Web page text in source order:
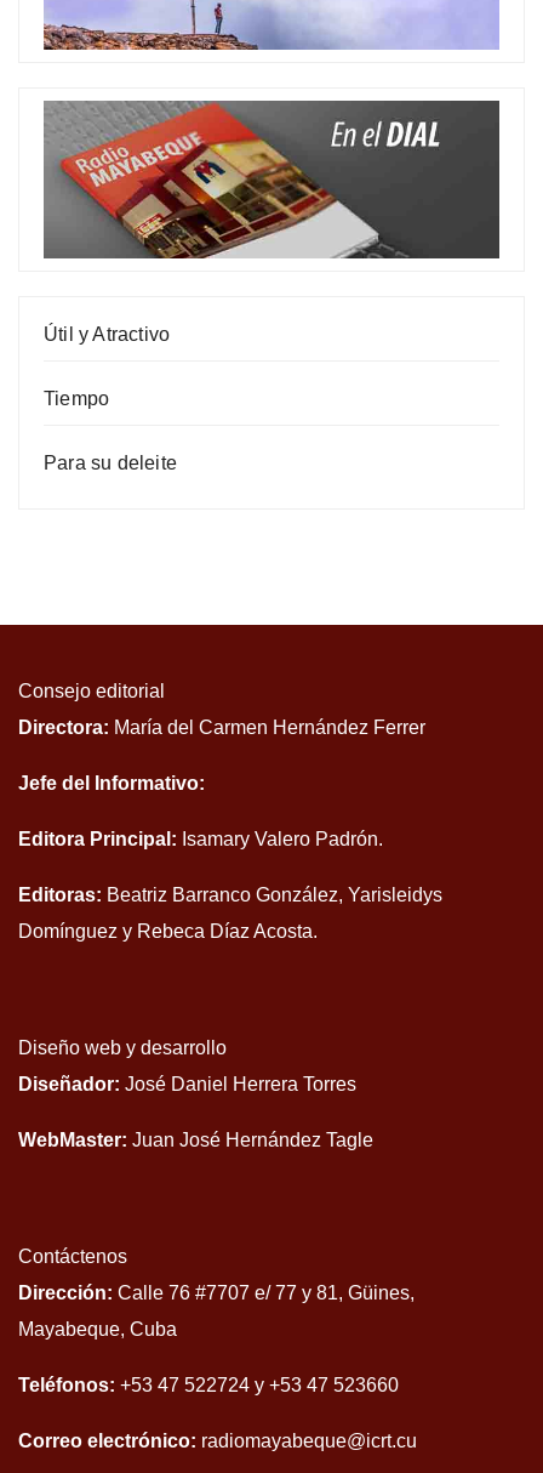
Útil y Atractivo
Tiempo
Para su deleite
Consejo editorial
Directora: María del Carmen Hernández Ferrer
Jefe del Informativo:
Editora Principal: Isamary Valero Padrón.
Editoras: Beatriz Barranco González, Yarisleidys
Domínguez y Rebeca Díaz Acosta.
Diseño web y desarrollo
Diseñador: José Daniel Herrera Torres
WebMaster: Juan José Hernández Tagle
Contáctenos
Dirección: Calle 76 #7707 e/ 77 y 81, Güines,
Mayabeque, Cuba
Teléfonos: +53 47 522724 y +53 47 523660
Correo electrónico: radiomayabeque@icrt.cu